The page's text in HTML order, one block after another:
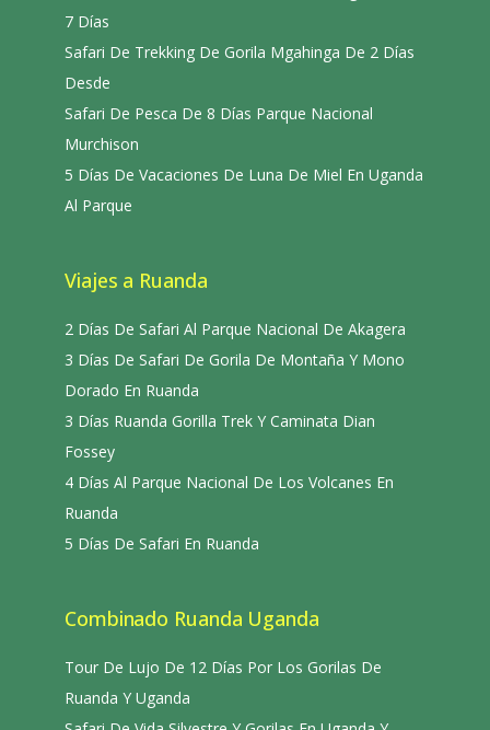
7 Días
Safari De Trekking De Gorila Mgahinga De 2 Días
Desde
Safari De Pesca De 8 Días Parque Nacional
Murchison
5 Días De Vacaciones De Luna De Miel En Uganda
Al Parque
Viajes a Ruanda
2 Días De Safari Al Parque Nacional De Akagera
3 Días De Safari De Gorila De Montaña Y Mono
Dorado En Ruanda
3 Días Ruanda Gorilla Trek Y Caminata Dian
Fossey
4 Días Al Parque Nacional De Los Volcanes En
Ruanda
5 Días De Safari En Ruanda
Combinado Ruanda Uganda
Tour De Lujo De 12 Días Por Los Gorilas De
Ruanda Y Uganda